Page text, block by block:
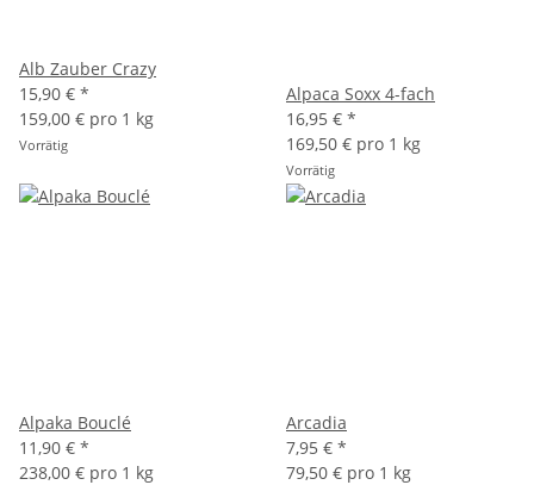
Alb Zauber Crazy
15,90 € *
159,00 € pro 1 kg
Vorrätig
Alpaca Soxx 4-fach
16,95 € *
169,50 € pro 1 kg
Vorrätig
Alpaka Bouclé
11,90 € *
238,00 € pro 1 kg
Arcadia
7,95 € *
79,50 € pro 1 kg